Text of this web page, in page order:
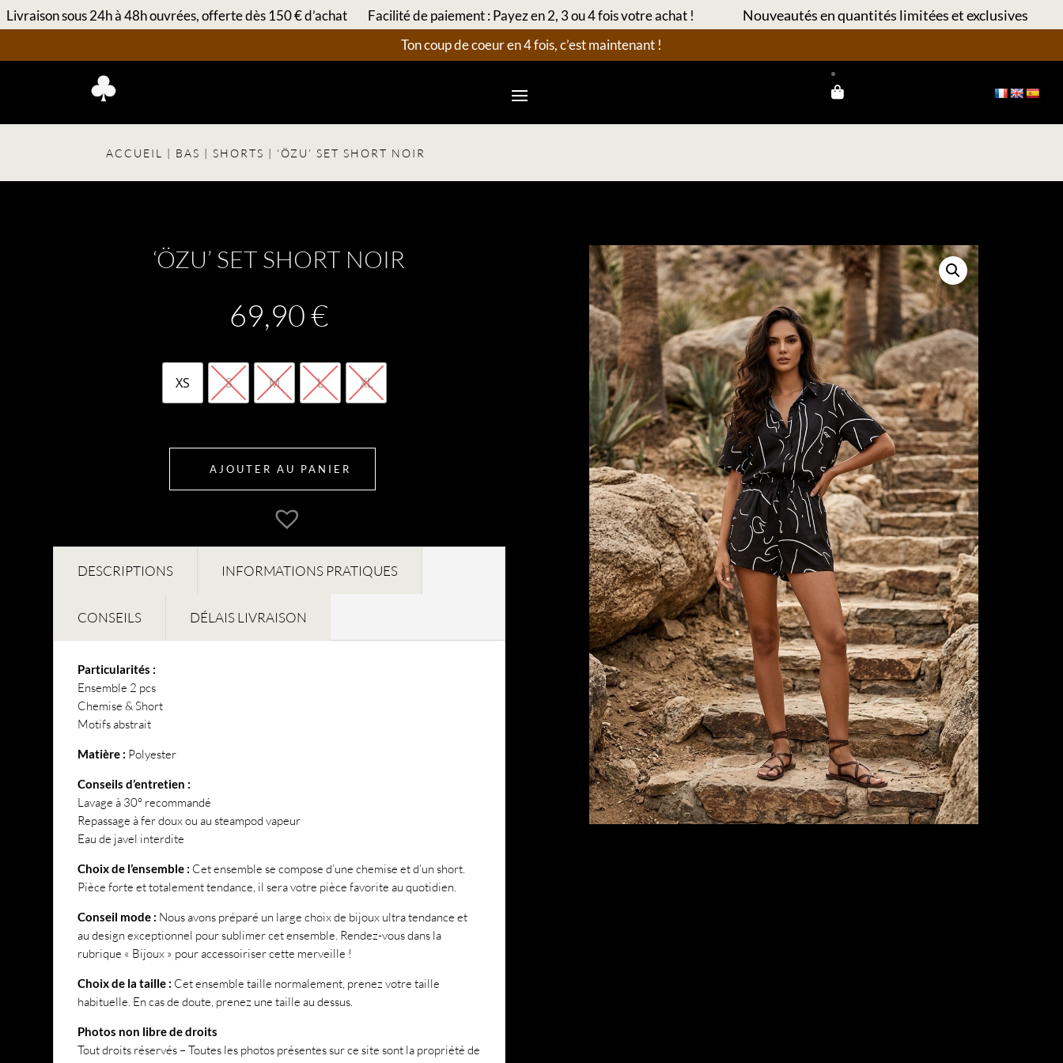
Livraison sous 24h à 48h ouvrées, offerte dès 150 € d’achat Facilité de paiement : Payez en 2, 3 ou 4 fois votre achat ! Nouveautés en quantités limitées et exclusives
Ton coup de coeur en 4 fois, c’est maintenant !
ACCUEIL | BAS |SHORTS | ‘ÖZU’ SET SHORT NOIR
‘ÖZU’ SET SHORT NOIR
69,90€
XS S M L XL
AJOUTER AU PANIER
DESCRIPTIONS INFORMATIONS PRATIQUES
CONSEILS DÉLAIS LIVRAISON
Particularités :
Ensemble 2 pcs
Chemise & Short
Motifs abstrait
Matière : Polyester
Conseils d’entretien :
Lavage à 30° recommandé
Repassage à fer doux ou au steampod vapeur
Eau de javel interdite
Choix de l’ensemble : Cet ensemble se compose d’une chemise et d’un short.
Pièce forte et totalement tendance, il sera votre pièce favorite au quotidien.
Conseil mode : Nous avons préparé un large choix de bijoux ultra tendance et
au design exceptionnel pour sublimer cet ensemble. Rendez-vous dans la
rubrique « Bijoux » pour accessoiriser cette merveille !
Choix de la taille : Cet ensemble taille normalement, prenez votre taille
habituelle. En cas de doute, prenez une taille au dessus.
Photos non libre de droits
Tout droits réservés – Toutes les photos présentes sur ce site sont la propriété de